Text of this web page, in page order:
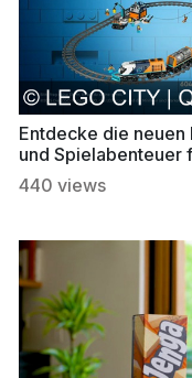
Entdecke die neuen
und Spielabenteuer
440 views